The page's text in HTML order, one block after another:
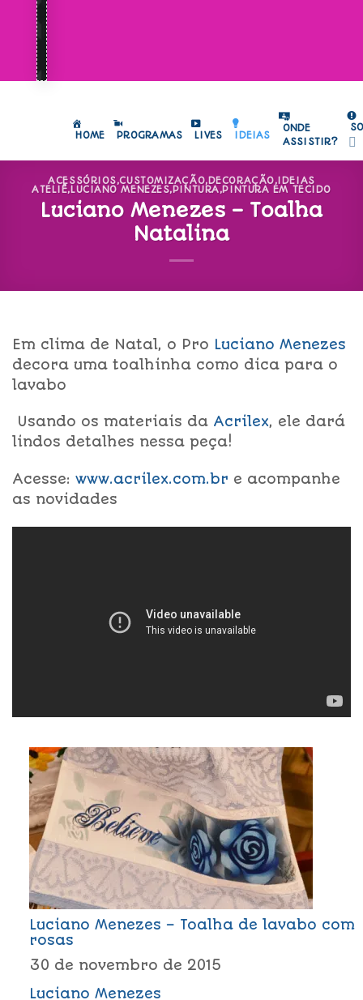
HOME PROGRAMAS LIVES IDEIAS
ONDE
ASSISTIR?
ACESSÓRIOS,CUSTOMIZAÇÃO,DECORAÇÃO, IDEIAS
ATELIÊ, LUCIANO MENEZES, PINTURA,PINTURA EM TECIDO
Luciano Menezes – Toalha
Natalina
Em clima de Natal, o Pro Luciano Menezes
decora uma toalhinha como dica para o
lavabo
Usando os materiais da Acrilex, ele dará
lindos detalhes nessa peça!
Acesse: www.acrilex.com.br e acompanhe
as novidades
Luciano Menezes – Toalha de lavabo com
rosas
30 de novembro de 2015
Luciano Menezes